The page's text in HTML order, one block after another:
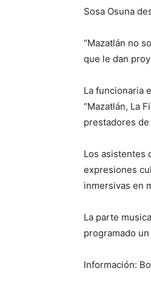
Sosa Osuna
“Mazatlán no
que le dan
La funcionaria
“Mazatlán, La
prestadores
Los asistentes
expresiones
inmersivas en
La parte
programado
Información: